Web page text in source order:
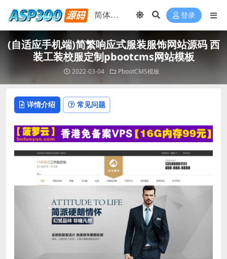
登录
(自适应手机端)简繁响应式服装服饰网站源码 西
装工装校服定制pbootcms网站模板
2022-03-04 PbootCMS模板
详情介绍 常见问题